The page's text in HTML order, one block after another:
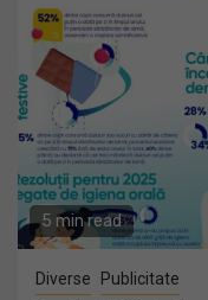
5 min read
Diverse Publicitate